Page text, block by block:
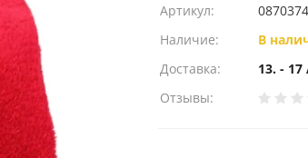
Артикул:
Наличие:
В
Доставка:
13. - 17
Отзывы: